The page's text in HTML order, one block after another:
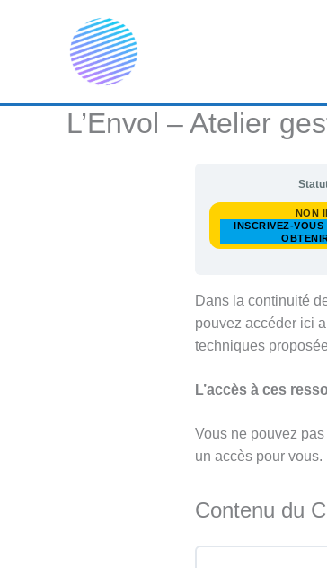
L’Envol – Atelier
NON
INSCRIVEZ-
Dans la continuité
pouvez accéder ici
techniques
L’accès à ces
Vous ne pouvez
un accès pour vous.
Contenu du